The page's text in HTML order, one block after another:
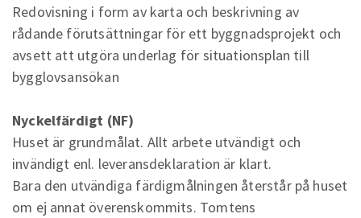
Redovisning i form av karta och beskrivning av
rådande förutsättningar för ett byggnadsprojekt och
avsett att utgöra underlag för situationsplan till
bygglovsansökan
Nyckelfärdigt (NF)
Huset är grundmålat. Allt arbete utvändigt och
invändigt enl. leveransdeklaration är klart.
Bara den utvändiga färdigmålningen återstår på huset
om ej annat överenskommits. Tomtens